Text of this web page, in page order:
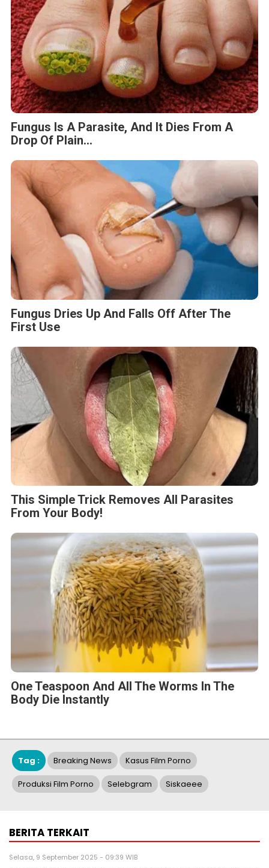
Fungus Is A Parasite, And It Dies From A
Drop Of Plain...
Fungus Dries Up And Falls Off After The
First Use
This Simple Trick Removes All Parasites
From Your Body!
One Teaspoon And All The Worms In The
Body Die Instantly
Produksi Film Porno Selebgram
BERITA TERKAIT
Selasa, 9 September 2025 - 09:39 WIB
Misteri 16 Hingga 20 Kucing Hilang dari Rumah Uya Kuya
Doa Pasha Ungu Untuk Driver Ojol Korban Rantis Brimob
Menggetarkan Hati
Kamis, 7 Agustus 2025 - 14:42 WIB